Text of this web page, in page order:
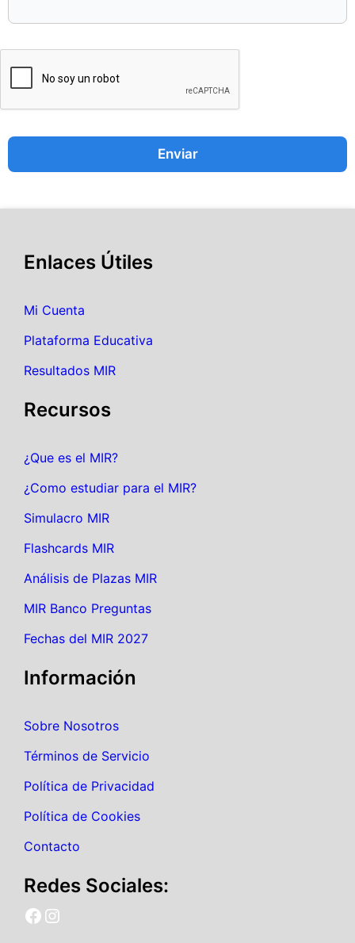
Enlaces Útiles
Mi Cuenta
Plataforma Educativa
Resultados MIR
Recursos
¿Que es el MIR?
¿Como estudiar para el MIR?
Simulacro MIR
Flashcards MIR
Análisis de Plazas MIR
MIR Banco Preguntas
Fechas del MIR 2027
Información
Sobre Nosotros
Términos de Servicio
Política de Privacidad
Política de Cookies
Contacto
Redes Sociales:
Facebook MirSimulador
Instagram MirSimulador